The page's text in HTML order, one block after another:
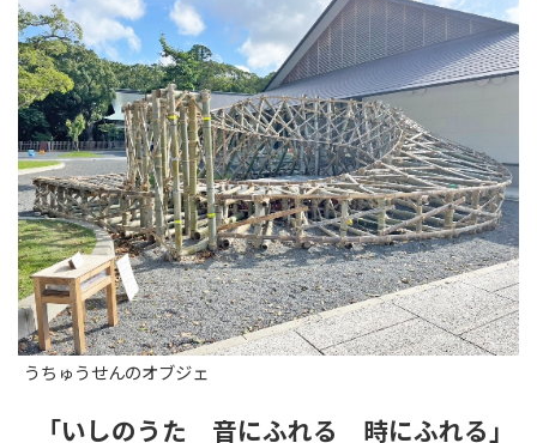
うちゅうせんのオブジェ
「いしのうた 音にふれる 時にふれる」